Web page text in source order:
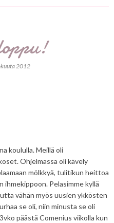
2012
koululla. Meillä oli
Ohjelmassa oli kävely
mölkkyä, tulitikun heittoa
Pelasimme kyllä
vähän myös uusien ykkösten
se oli, niin minusta se oli
päästä Comenius viikolla kun